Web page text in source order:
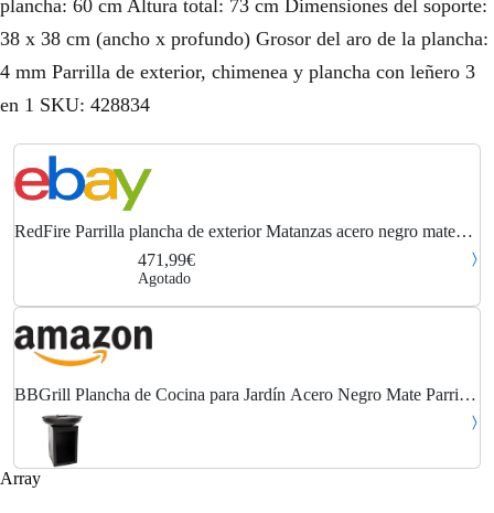
plancha: 60 cm Altura total: 73 cm Dimensiones del soporte:
38 x 38 cm (ancho x profundo) Grosor del aro de la plancha:
4 mm Parrilla de exterior, chimenea y plancha con leñero 3
en 1 SKU: 428834
RedFire Parrilla plancha de exterior Matanzas acero negro mate
471,99€
Agotado
BBGrill Plancha de Cocina para Jardín Acero Negro Mate Parrilla
Barbacoa
Array